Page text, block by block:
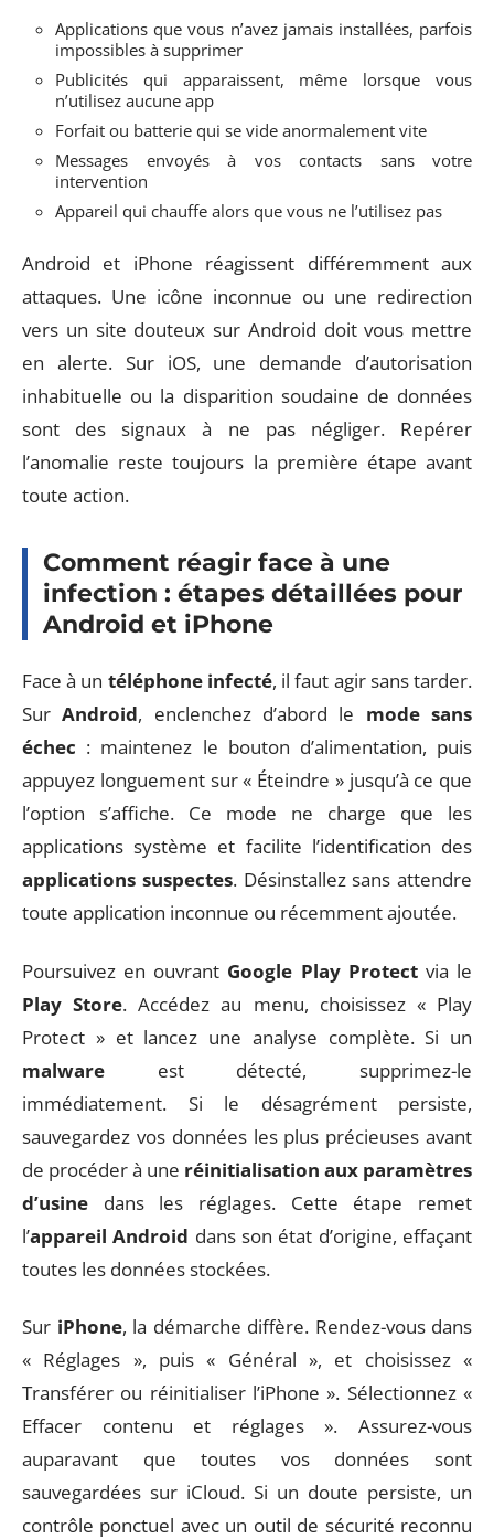
Applications que vous n’avez jamais installées, parfois
impossibles à supprimer
Publicités qui apparaissent, même lorsque vous
n’utilisez aucune app
Forfait ou batterie qui se vide anormalement vite
Messages envoyés à vos contacts sans votre
intervention
Appareil qui chauffe alors que vous ne l’utilisez pas
Android et iPhone réagissent différemment aux
attaques. Une icône inconnue ou une redirection
vers un site douteux sur Android doit vous mettre
en alerte. Sur iOS, une demande d’autorisation
inhabituelle ou la disparition soudaine de données
sont des signaux à ne pas négliger. Repérer
l’anomalie reste toujours la première étape avant
toute action.
Comment réagir face à une
infection : étapes détaillées pour
Android et iPhone
Face à un téléphone infecté, il faut agir sans tarder.
SurAndroid, enclenchez d’abord le mode sans
échec : maintenez le bouton d’alimentation, puis
appuyez longuement sur « Éteindre » jusqu’à ce que
l’option s’affiche. Ce mode ne charge que les
applications système et facilite l’identification des
applications suspectes. Désinstallez sans attendre
toute application inconnue ou récemment ajoutée.
Poursuivez en ouvrant Google Play Protectvia le
Play Store. Accédez au menu, choisissez « Play
Protect » et lancez une analyse complète. Si un
malware est détecté, supprimez-le
immédiatement. Si le désagrément persiste,
sauvegardez vos données les plus précieuses avant
de procéder à une réinitialisation aux paramètres
d’usine dans les réglages. Cette étape remet
l’appareil Android dans son état d’origine, effaçant
toutes les données stockées.
Sur iPhone, la démarche diffère. Rendez-vous dans
« Réglages », puis « Général », et choisissez «
Transférer ou réinitialiser l’iPhone ». Sélectionnez «
Effacer contenu et réglages ». Assurez-vous
auparavant que toutes vos données sont
sauvegardées sur iCloud. Si un doute persiste, un
contrôle ponctuel avec un outil de sécurité reconnu